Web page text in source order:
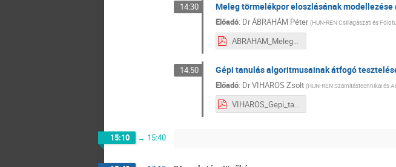
14:30 Meleg törmelékpor eloszlásának
Előadó: DrÁBRAHÁM Péter (HUN-REN Csillagászati és
ABRAHAM_Meleg_tormelekpor_III_4.pdf
14:50 Gépi tanulás algoritmusainak átfogó
Előadó: DrVIHAROS Zsolt (HUN-REN Számítástechnikai és
VIHAROS_Gepi_tanulas_III_5.pdf
15:10 → 15:40